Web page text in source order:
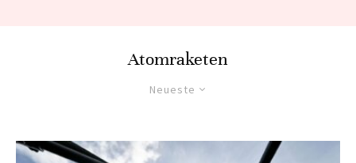
Atomraketen
Neueste